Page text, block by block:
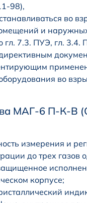
98),
во
и
гл. 7.3. ПУЭ, гл. 3.4.
во
МАГ-6 П-К-В
измерения и
до трех газов
корпусе;